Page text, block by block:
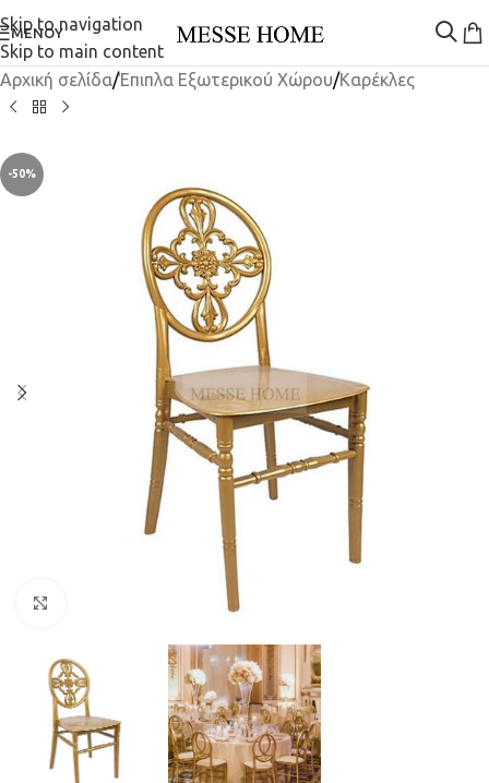
Skip to navigation
Skip to main content
ΜΕΝΟΎ
Αρχική σελίδα/Έπιπλα Εξωτερικού Χώρου/Καρέκλες
-50%